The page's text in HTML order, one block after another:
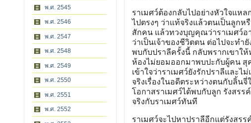
พ.ศ. 2545
พ.ศ. 2546
พ.ศ. 2547
พ.ศ. 2548
พ.ศ. 2549
พ.ศ. 2550
พ.ศ. 2551
พ.ศ. 2552
ราเมศว์ต้องกลับไปอย่างหัวใจแห
ไปตรงๆ ว่าแท้จริงแล้วตนเป็นลูกห
สักคน แล้วทวงบุญคุณว่าราเมศว์อ
ว่าเป็นเจ้าของชีวิตตน ต่อไปจะทำ
พบกับปราลีครั้งนี้ กลับพรากเขาให้
ห้องไม่ยอมออกมาพบปะกับผู้คน สุ
เข้าใจว่าราเมศว์ยังรักปราลีและไ
จริงเรื่องในอดีตระหว่างตนกับลิ้น
โอกาสราเมศว์ได้พบกับลูก รังสรร
จริงกับราเมศว์ทันที
ราเมศว์จะไปหาปราลีอีกแต่รังสร